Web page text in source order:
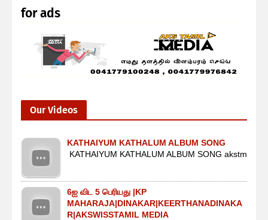
for ads
Our Videos
KATHAIYUM KATHALUM ALBUM SONG
KATHAIYUM KATHALUM ALBUM SONG akstm
6ஐ விட 5 பெரியது |KP
MAHARAJA|DINAKAR|KEERTHANADINAKA
R|AKSWISSTAMIL MEDIA